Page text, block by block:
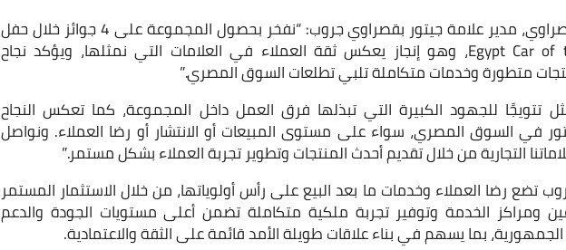
ومن جانبه، قال سيف القصراوي، مدير علامة جيتور بقصراوي جروب: “نفخر بحصول المجموعة على 4 جوائز خلال حفل
Egypt Car of the Year Awards 2026، وهو إنجاز يعكس ثقة العملاء في العلامات التي نمثلها، ويؤكد نجاح
متطورة وخدمات متكاملة تلبي تطلعات السوق المصري.”
تتويجًا للجهود الكبيرة التي تبذلها فرق العمل داخل المجموعة، كما تعكس النجاح
في السوق المصري، سواء على مستوى المبيعات أو الانتشار أو رضا العملاء. ونواصل
التجارية من خلال تقديم أحدث المنتجات وتطوير تجربة العملاء بشكل مستمر.”
رضا العملاء وخدمات ما بعد البيع على رأس أولوياتها، من خلال الاستثمار المستمر
ومراكز الخدمة وتوفير تجربة ملكية متكاملة تضمن أعلى مستويات الجودة والدعم
بما يسهم في بناء علاقات طويلة الأمد قائمة على الثقة والاعتمادية.